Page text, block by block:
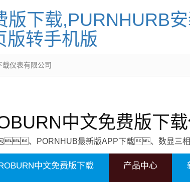
版下载,PURNHURB
版转手机版
仪表有限公司
中文免费版下
、PORNHUB最新版APP下载、数显三
中文免费版下载 产品中心